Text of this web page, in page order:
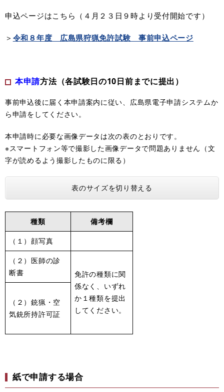
申込ページはこちら（４月２３日９時より受付開始です）
＞ 令和８年度 広島県狩猟免許試験 事前申込ページ
本申請方法（各試験日の10日前までに提出）
事前申込後に届く本申請案内に従い、広島県電子申請システムか
ら申請をしてください。
本申請時に必要な画像データは次の表のとおりです。
​※スマートフォン等で撮影した画像データで問題ありません（文
字が読めるよう撮影したものに限る）
表のサイズを切り替える
種類 備考欄
（１）顔写真
（２）医師の診
断書
免許の種類に関
係なく、いずれ
か１種類を提出
してください。
（２）銃猟・空
気銃所持許可証
紙で申請する場合